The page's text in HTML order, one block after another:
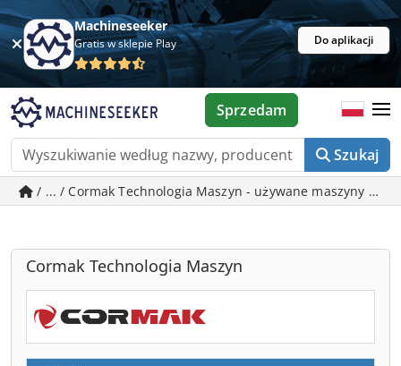
Machineseeker
Gratis w sklepie Play Do aplikacji
Szukaj
Sprzedam
/ ... / Cormak Technologia Maszyn - używane maszyny w
Cormak Technologia Maszyn